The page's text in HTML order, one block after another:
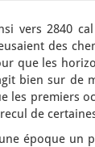
vers 2840
des
que les
bien sur de
les premiers
recul de
époque un